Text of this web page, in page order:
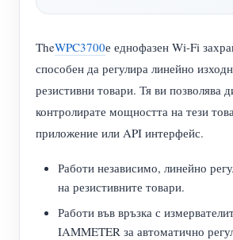
Блогове
TheWPC3700е еднофазен Wi-Fi
способен да регулира линейно
резистивни товари. Тя ви позволява
контролирате мощността на тези
приложение или API интерфейс.
Работи независимо, линейно
на резистивните товари.
Работи във връзка с
IAMMETER за автоматично